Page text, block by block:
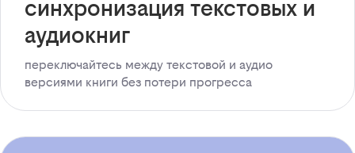
синхронизация текстовых и
аудиокниг
переключайтесь между текстовой и аудио
версиями книги без потери прогресса